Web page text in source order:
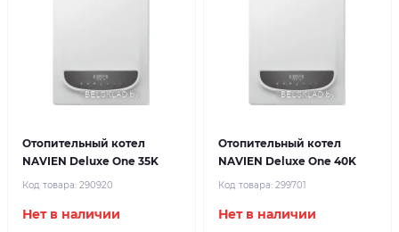
Отопительный котел
NAVIEN Deluxe One 35K
Код товара: 290920
Нет в наличии
Отопительный котел
NAVIEN Deluxe One 40K
Код товара: 299701
Нет в наличии